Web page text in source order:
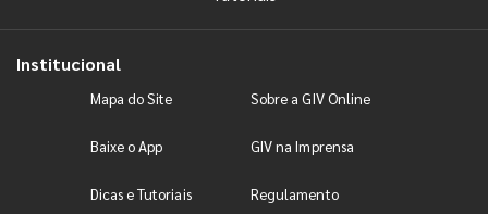
Institucional
Mapa do Site Sobre a GIV Online
Baixe o App GIV na Imprensa
Dicas e Tutoriais Regulamento